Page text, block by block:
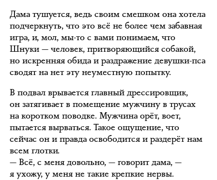
Дама тушуется, ведь своим смешком она хотела
подчеркнуть, что это всё не более чем забавная
игра, и, мол, мы-то с вами понимаем, что
Шнуки — человек, притворяющийся собакой,
но искренняя обида и раздражение девушки-пса
сводят на нет эту неуместную попытку.
В подвал врывается главный дрессировщик,
он затягивает в помещение мужчину в трусах
на коротком поводке. Мужчина орёт, воет,
пытается вырваться. Такое ощущение, что
сейчас он и правда освободится и раздерёт нам
всем глотки.
— Всё, с меня довольно, — говорит дама, —
я ухожу, у меня не такие крепкие нервы.